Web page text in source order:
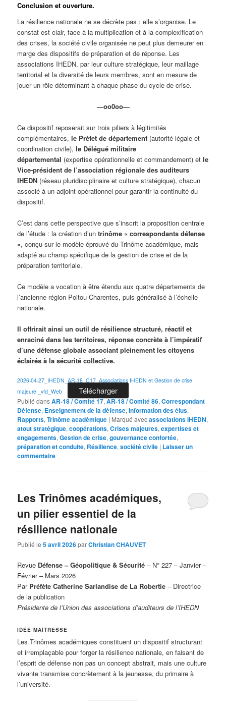
Conclusion et ouverture.
La résilience nationale ne se décrète pas : elle s’organise. Le
constat est clair, face à la multiplication et à la complexification
des crises, la société civile organisée ne peut plus demeurer en
marge des dispositifs de préparation et de réponse. Les
associations IHEDN, par leur culture stratégique, leur maillage
territorial et la diversité de leurs membres, sont en mesure de
jouer un rôle déterminant à chaque phase du cycle de crise.
—oo0oo—
Ce dispositif reposerait sur trois piliers à légitimités
complémentaires,le Préfet de département (autorité légale et
coordination civile),le Délégué militaire
départemental (expertise opérationnelle et commandement) etle
Vice-président de l’association régionale des auditeurs
IHEDN (réseau pluridisciplinaire et culture stratégique), chacun
associé à un adjoint opérationnel pour garantir la continuité du
dispositif.
​C’est dans cette perspective que s’inscrit la proposition centrale
de l’étude : la création d’untrinôme « correspondants défense
», conçu sur le modèle éprouvé du Trinôme académique, mais
adapté au champ spécifique de la gestion de crise et de la
préparation territoriale.
Ce modèle a vocation à être étendu aux quatre départements de
l’ancienne région Poitou-Charentes, puis généralisé à l’échelle
nationale.
Il offrirait ainsi un outil de résilience structuré, réactif et
enraciné dans les territoires, réponse concrète à l’impératif
d’une défense globale associant pleinement les citoyens
éclairés à la sécurité collective.
2026-04-27_IHEDN_AR-18_C17_Associations IHEDN et Gestion de crise
majeure _vfd_Web
Télécharger
Publié dansAR-18 / Comité 17,AR-18 / Comité 86,Correspondant
Défense, Enseignement de la défense,Information des élus,
Rapports,Trinôme académique | Marqué avecassociations IHEDN,
atout stratégique,coopérations,Crises majeures,expertises et
engagements,Gestion de crise,gouvernance confortée,
préparation et conduite, Résilience,société civile | Laisser un
commentaire
Les Trinômes académiques,
un pilier essentiel de la
résilience nationale
Publié le5 avril 2026parChristian CHAUVET
Revue Défense – Géopolitique & Sécurité – N° 227 – Janvier –
Février – Mars 2026
Par Préfète Catherine Sarlandise de La Robertie – Directrice
de la publication
Présidente de l’Union des associations d’auditeurs de l’IHEDN
IDÉE MAÎTRESSE
Les Trinômes académiques constituent un dispositif structurant
et irremplaçable pour forger la résilience nationale, en faisant de
l’esprit de défense non pas un concept abstrait, mais une culture
vivante transmise concrètement à la jeunesse, du primaire à
l’université.